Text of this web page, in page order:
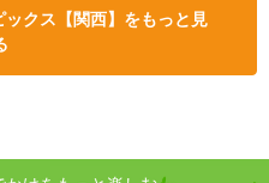
クス【関西】をもっと見